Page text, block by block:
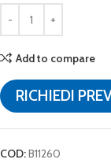
Add to compare
RICHIEDI
COD:B11260